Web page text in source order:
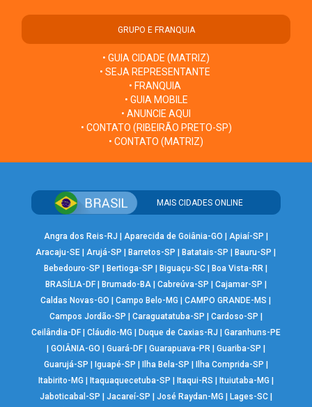
GRUPO E FRANQUIA
• GUIA CIDADE (MATRIZ)
• SEJA REPRESENTANTE
• FRANQUIA
• GUIA MOBILE
• ANUNCIE AQUI
• CONTATO (RIBEIRÃO PRETO-SP)
• CONTATO (MATRIZ)
MAIS CIDADES ONLINE
Angra dos Reis-RJ Aparecida de Goiânia-GO Apiaí-SP
Aracaju-SE |Arujá-SP Barretos-SP Batatais-SP Bauru-SP
Bebedouro-SP
Bertioga-SP Biguaçu-SC Boa Vista-RR
BRASÍLIA-DF| Brumado-BA| Cabreúva-SP Cajamar-SP
Caldas Novas-GO
|Campo Belo-MG |CAMPO GRANDE-MS
Campos Jordão-SP
Caraguatatuba-SP Cardoso-SP
Ceilândia-DF| Cláudio-MG Duque de Caxias-RJ
Garanhuns-PE
GOIÂNIA-GO Guará-DF| Guarapuava-PR| Guariba-SP
Guarujá-SP
Iguapé-SP Ilha Bela-SP Ilha Comprida-SP
Itabirito-MG
Itaquaquecetuba-SP Itaqui-RS Ituiutaba-MG
Jaboticabal-SP
Jacareí-SP José Raydan-MG Lages-SC|